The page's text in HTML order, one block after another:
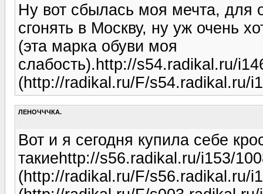
Ну вот сбылась моя мечта, для
сгонять в Москву, ну уж очень
(эта марка обуви моя
слабость).http://s54.radikal.ru/
(http://radikal.ru/F/s54.radikal.ru/
ЛЕНОЧЧЧКА.
Вот и я сегодня купила себе
такиеhttp://s56.radikal.ru/i153/
(http://radikal.ru/F/s56.radikal.ru/